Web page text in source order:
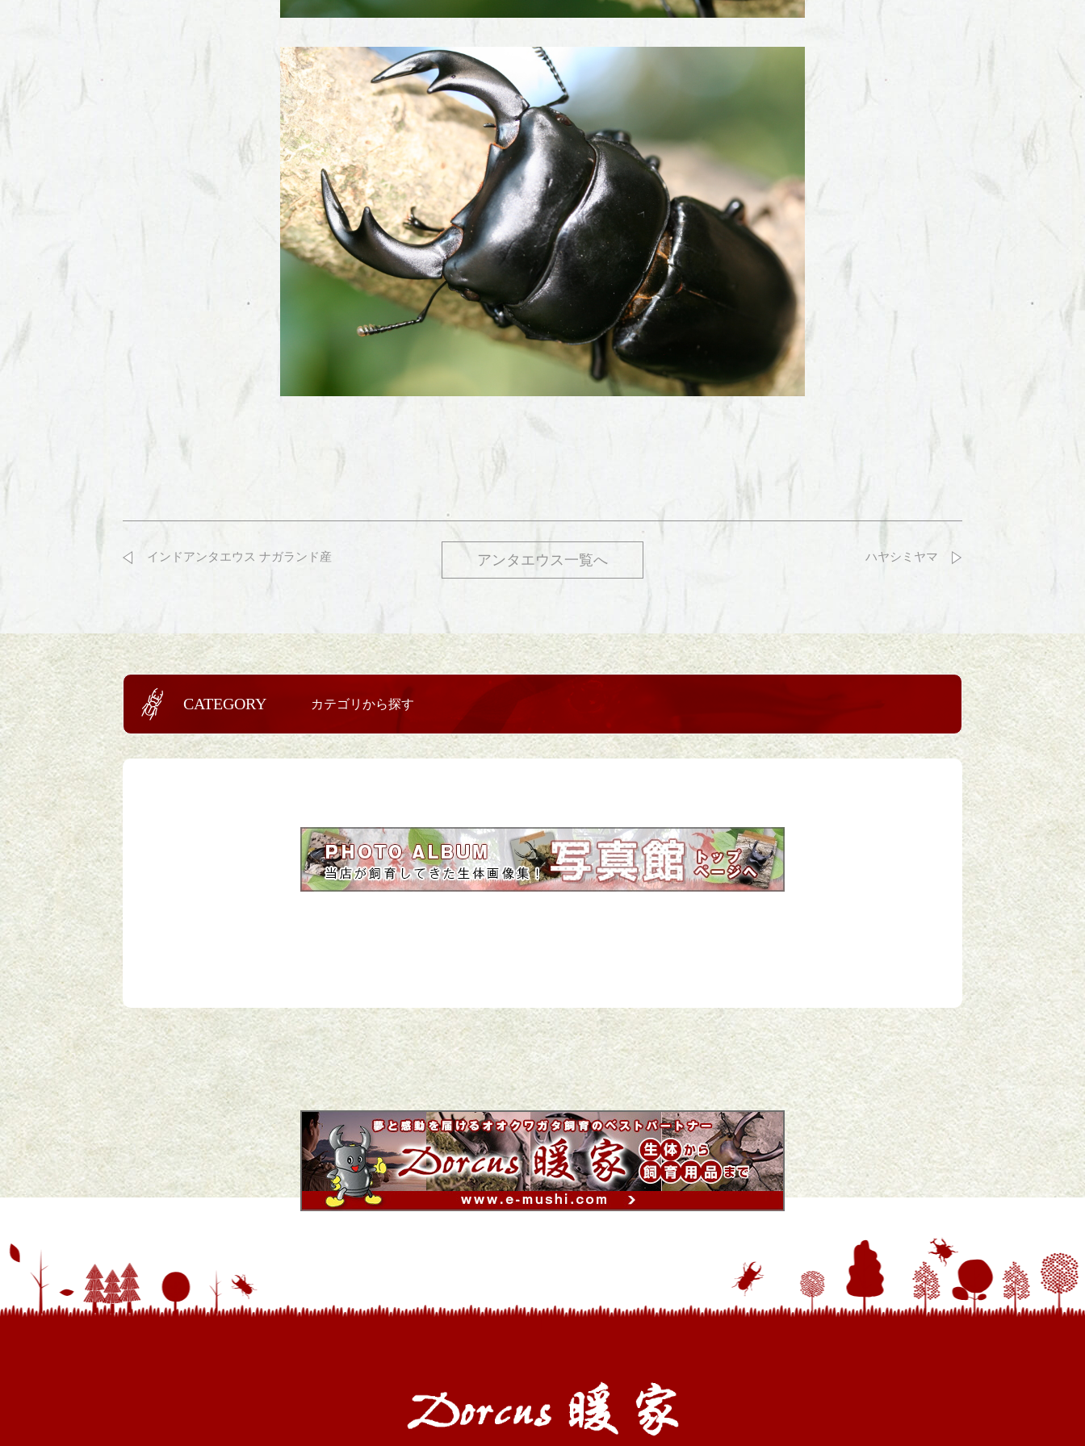
インドアンタエウス ナガランド産 ハヤシミヤマ
アンタエウス一覧へ
CATEGORY カテゴリから探す